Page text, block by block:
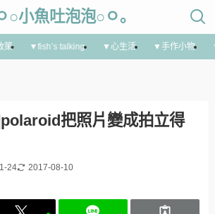
○小魚吐泡泡○ㅇ｡
策 ▼fish’s talking ▼心生活 ▼手作小物
把照片變成拍立得
24 2017-08-10